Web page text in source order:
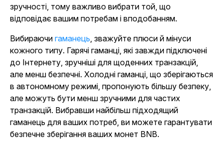
зручності, тому важливо вибрати той, що
відповідає вашим потребам і вподобанням.
Вибираючи гаманець, зважуйте плюси й мінуси
кожного типу. Гарячі гаманці, які завжди підключені
до Інтернету, зручніші для щоденних транзакцій,
але менш безпечні. Холодні гаманці, що зберігаються
в автономному режимі, пропонують більшу безпеку,
але можуть бути менш зручними для частих
транзакцій. Вибравши найбільш підходящий
гаманець для ваших потреб, ви можете гарантувати
безпечне зберігання ваших монет BNB.